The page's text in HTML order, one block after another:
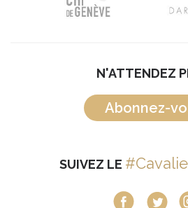
N'ATTENDEZ
Abonnez-
SUIVEZ LE